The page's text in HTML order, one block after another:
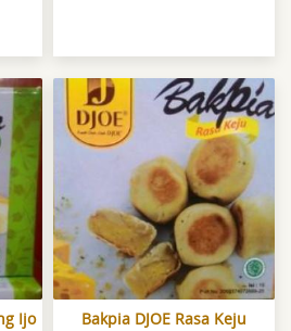
Ijo
Bakpia DJOE Rasa Keju